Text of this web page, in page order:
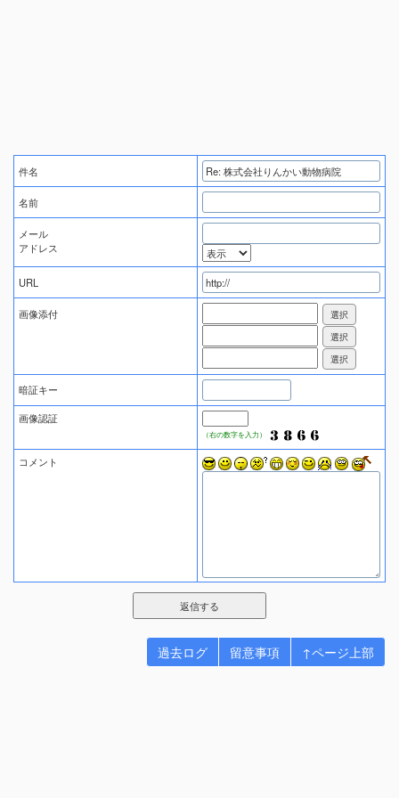
件名
名前
メール
アドレス
URL
画像添付
暗証キー
画像認証
（右の数字を入力）
コメント
過去ログ 留意事項 ↑ページ上部